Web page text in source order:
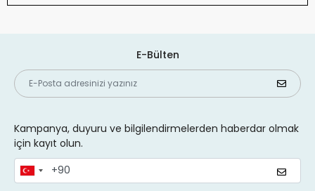
E-Bülten
Kampanya, duyuru ve bilgilendirmelerden haberdar olmak
için kayıt olun.